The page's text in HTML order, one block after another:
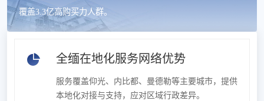
覆盖3.3亿高购买力人群。
全缅在地化服务网络优势
服务覆盖仰光、内比都、曼德勒等主要城市，提供
本地化对接与支持，应对区域行政差异。